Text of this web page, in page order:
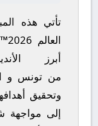
تأتي هذه
العالم 2026™
أبرز
منتونس و
وتحقيق
إلى مواجهة